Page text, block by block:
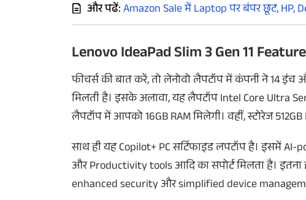
और पढें:Amazon Sale में Laptop पर बंपर छूट, HP,
Lenovo IdeaPad Slim 3 Gen 11
फीचर्स की बात करें, तो लेनोवो लैपटॉप में कंपनी ने 14
मिलती है। इसके अलावा, यह लैपटॉप Intel Core Ultra
लैपटॉप में आपको 16GB RAM मिलेगी। वहीं, स्टोरेज
साथ ही यह Copilot+ PC सर्टिफाइड लपटॉप है। इसमें
और Productivity tools आदि का सपोर्ट मिलता है।
enhanced security और simplified device